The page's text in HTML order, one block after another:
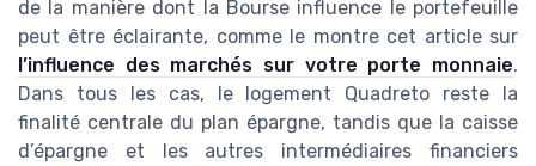
de la manière dont la Bourse influence le portefeuille
peut être éclairante, comme le montre cet article sur
l’influence des marchés sur votre porte monnaie.
Dans tous les cas, le logement Quadreto reste la
finalité centrale du plan épargne, tandis que la caisse
d’épargne et les autres intermédiaires financiers